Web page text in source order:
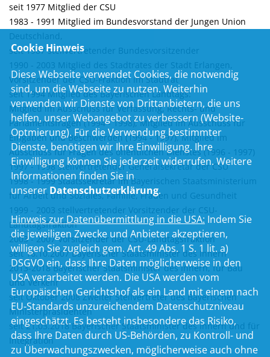
seit 1977 Mitglied der CSU
1983 - 1991 Mitglied im Bundesvorstand der Jungen Union
Deutschland,
seit 1987 stellvertretender Bundesvorsitzender
1990 - 2003 Mitglied des Stadtrates der Stadt Erlangen,
Vorsitzender der CSU-Fraktion im Stadtrat
seit 1994 Mitglied des Bayerischen Landtags:
Mitglied im Ausschuss für Verfassung, Rechts- und
Parlamentsfragen (1994 - 1998), Mitglied im Ausschuss für
Eingaben und Beschwerden (1994 - 1997), Mitglied im
Ausschuss für Fragen des öffentlichen Dienstes (1996 - 1997)
1997 - 1998 stellvertretender Generalsekretär der CSU
1998 - 1999 Staatssekretär im Bayerischen Staatsministerium
für Arbeit und Soziales, Familie, Frauen und Gesundheit
1999 - 2003 stellvertretender Vorsitzender der CSU-
Landtagsfraktion
2003 - 2007 Vorsitzender der CSU-Landtagsfraktion
seit 16.10.2007 Bayerischer Staatsminister des Innern
2013-2018 Bayerischer Staatsminister des Innern, für Bau
und Verkehr
seit Oktober 2008 Zweiter Stellvertreter des Bayerischen
Ministerpräsidenten
seit 21.03.2018 Bayerischer Staatsminister des Innern und für
Integration
Cookie Hinweis
Diese Webseite verwendet Cookies, die notwendig
sind, um die Webseite zu nutzen. Weiterhin
verwenden wir Dienste von Drittanbietern, die uns
helfen, unser Webangebot zu verbessern (Website-
Optmierung). Für die Verwendung bestimmter
Dienste, benötigen wir Ihre Einwilligung. Ihre
Einwilligung können Sie jederzeit widerrufen. Weitere
Informationen finden Sie in
unserer Datenschutzerklärung.
Hinweis zur Datenübermittlung in die USA: Indem Sie
die jeweiligen Zwecke und Anbieter akzeptieren,
willigen Sie zugleich gem. Art. 49 Abs. 1 S. 1 lit. a)
DSGVO ein, dass Ihre Daten möglicherweise in den
USA verarbeitet werden. Die USA werden vom
Europäischen Gerichtshof als ein Land mit einem nach
EU-Standards unzureichendem Datenschutzniveau
eingeschätzt. Es besteht insbesondere das Risiko,
dass Ihre Daten durch US-Behörden, zu Kontroll- und
zu Überwachungszwecken, möglicherweise auch ohne